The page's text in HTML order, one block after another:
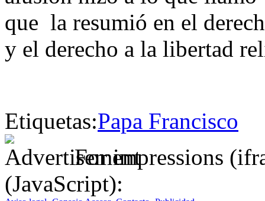
que la resumió en el
y el derecho a la libertad
Etiquetas:Papa Francisco
For impressions
(JavaScript):